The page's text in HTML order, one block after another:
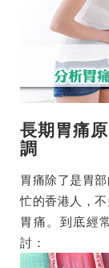
長期胃痛
調
胃痛除了是胃
忙的香港人，
胃痛。到底經
討：